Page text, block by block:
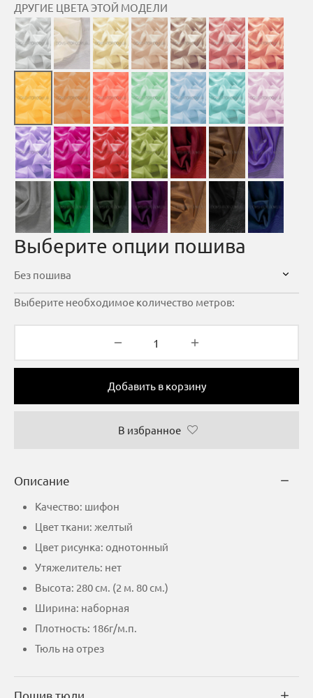
ДРУГИЕ ЦВЕТА ЭТОЙ МОДЕЛИ
Выберите опции пошива
Выберите необходимое количество метров:
Добавить в корзину
В избранное
Описание
Качество: шифон
Цвет ткани: желтый
Цвет рисунка: однотонный
Утяжелитель: нет
Высота: 280 см. (2 м. 80 см.)
Ширина: наборная
Плотность: 186г/м.п.
Тюль на отрез
Пошив тюли